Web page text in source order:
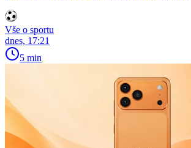
Vše o sportu
dnes, 17:21
5 min